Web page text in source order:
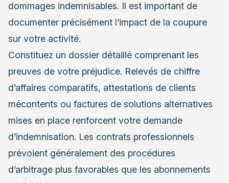
dommages indemnisables. Il est important de
documenter précisément l’impact de la coupure
sur votre activité.
Constituez un dossier détaillé comprenant les
preuves de votre préjudice. Relevés de chiffre
d’affaires comparatifs, attestations de clients
mécontents ou factures de solutions alternatives
mises en place renforcent votre demande
d’indemnisation. Les contrats professionnels
prévoient généralement des procédures
d’arbitrage plus favorables que les abonnements